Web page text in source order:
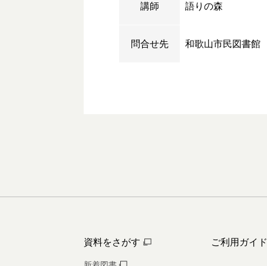
講師 語りの森
問合せ先 和歌山市民図書館
資料をさがす ご利用ガイド